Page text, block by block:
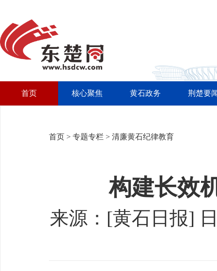
首页 核心聚焦 黄石政务 荆楚要
首页 > 专题专栏 > 清廉黄石纪律教育
构建长效
来源：[黄石日报]